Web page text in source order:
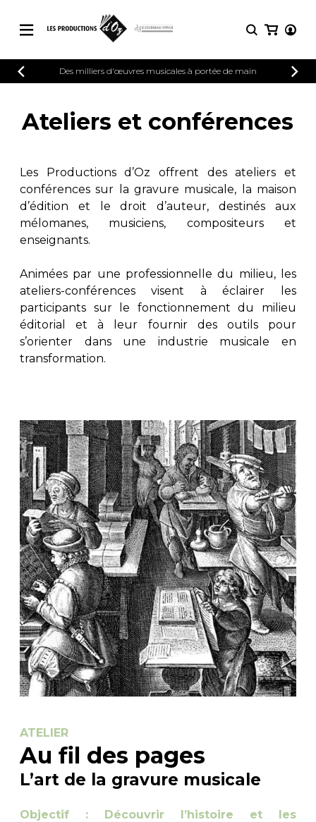
CATALOGUE
riche en œuvres originales et en
arrangements de qualité.
PARTITIONS POUR GUITARE
PARTITIONS POUR AUTRES
CONNEXION
Des milliers d'œuvres musicales à portée de main
arrangements de qualité.
Méthodes
2 guitares
3 guitares
4 guitares
5 guitares et plus
Concerto pour
Guitare et un autre
Musique de
Ateliers et conférences
Les Productions d’Oz offrent des ateliers et
conférences sur la gravure musicale, la maison
d’édition et le droit d’auteur, destinés aux
mélomanes, musiciens, compositeurs et
enseignants.
Animées par une professionnelle du milieu, les
ateliers-conférences visent à éclairer les
participants sur le fonctionnement du milieu
éditorial et à leur fournir des outils pour
s’orienter dans une industrie musicale en
transformation.
ATELIER
Au fil des pages
L’art de la gravure musicale
Objectif : Découvrir l’histoire et les